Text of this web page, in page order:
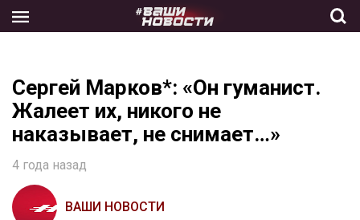
the
Сергей Марков*: «Он гуманист.
Жалеет их, никого не
наказывает, не снимает…»
4 года назад
ВАШИ НОВОСТИ